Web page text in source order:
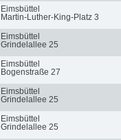
Eimsbüttel
Martin-Luther-King-Platz 3
Eimsbüttel
Grindelallee 25
Eimsbüttel
Bogenstraße 27
Eimsbüttel
Grindelallee 25
Eimsbüttel
Grindelallee 25